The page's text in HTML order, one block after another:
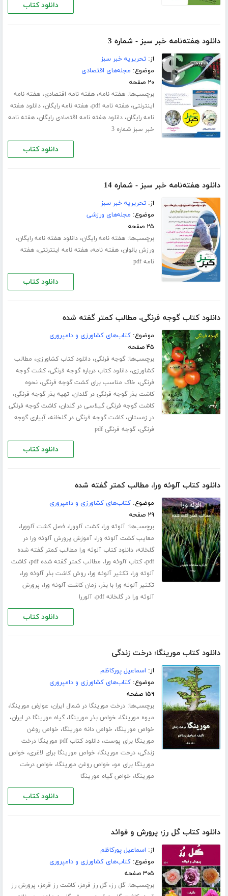
دانلود کتاب
دانلود هفته‌نامه خبر سبز - شماره 3
از:تحریریه خبر سبز
موضوع: مجله‌های اقتصادی
۲۰ صفحه
برچسب‌ها:هفته نامه،هفته نامه اقتصادی،هفته نامه
اینترنتی،هفته نامه pdf ،هفته نامه رایگان،دانلود هفته
نامه رایگان،دانلود هفته نامه اقتصادی رایگان،هفته نامه
خبر سبز شماره 3
دانلود کتاب
دانلود هفته‌نامه خبر سبز - شماره 14
از:تحریریه خبر سبز
موضوع: مجله‌های ورزشی
۲۵ صفحه
برچسب‌ها:هفته نامه رایگان،دانلود هفته نامه رایگان،
ورزش بانوان،هفته نامه،هفته نامه اینترنتی،هفته
نامه pdf
دانلود کتاب
دانلود کتاب گوجه فرنگی، مطالب کمتر گفته شده
موضوع:کتاب‌های کشاورزی و دامپروری
۴۵ صفحه
برچسب‌ها:گوجه فرنگی،دانلود کتاب کشاورزی، مطالب
کشاورزی،دانلود کتاب درباره گوجه فرنگی،کشت گوجه
فرنگی، خاک مناسب برای کشت گوجه فرنگی،نحوه
کاشت بذر گوجه فرنگی در گلدان، تهیه بذر گوجه فرنگی،
کاشت گوجه فرنگی گیلاسی در گلدان،کاشت گوجه فرنگی
در زمستان،کاشت گوجه فرنگی در گلخانه،آبیاری گوجه
فرنگی،گوجه فرنگی pdf
دانلود کتاب
دانلود کتاب آلوئه ورا، مطالب کمتر گفته شده
موضوع:کتاب‌های کشاورزی و دامپروری
۲۹ صفحه
برچسب‌ها:آلوئه ورا،کشت آلوورا، فصل کشت آلوورا،
معایب کشت آلوئه ورا،آموزش پرورش آلوئه ورا در
گلخانه،دانلود کتاب آلوئه ورا مطالب کمتر گفته شده
pdf،کتاب آلوئه ورا، مطالب کمتر گفته شده pdf ،کاشت
آلوئه ورا، تکثیر آلوئه ورا،روش کاشت بذر آلوئه ورا،
تکثیر آلوئه ورا با بذر، زمان کاشت آلوئه ورا، پرورش
آلوئه ورا در گلخانه pdf
،آلوررا
دانلود کتاب
دانلود کتاب مورینگا؛ درخت زندگی
از: اسماعیل پورکاظم
موضوع:کتاب‌های کشاورزی و دامپروری
۱۵۹ صفحه
برچسب‌ها:درخت مورینگا در شمال ایران، عوارض مورینگا،
میوه مورینگا، خواص بذر مورینگا،گیاه مورینگا در ایران،
خواص مورینگا، خواص دانه مورینگا، خواص روغن
مورینگا برای پوست،
دانلود کتاب pdf مورینگا درخت
زندگی،درخت مورینگا، خواص مورینگا برای لاغری، خواص
مورینگا برای مو، خواص روغن مورینگا، خواص درخت
مورینگا، خواص گیاه مورینگا
دانلود کتاب
دانلود کتاب گل رز؛ پرورش و فوائد
از: اسماعیل پورکاظم
موضوع:کتاب‌های کشاورزی و دامپروری
۳۰۵ صفحه
برچسب‌ها:گل رز،گل رز قرمز،کاشت رز قرمز، پرورش رز